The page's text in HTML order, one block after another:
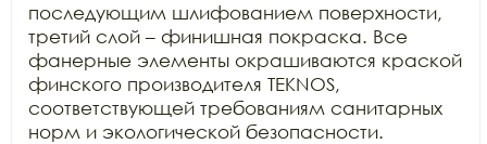
последующим шлифованием поверхности,
третий слой – финишная покраска. Все
фанерные элементы окрашиваются краской
финского производителя TEKNOS,
соответствующей требованиям санитарных
норм и экологической безопасности.